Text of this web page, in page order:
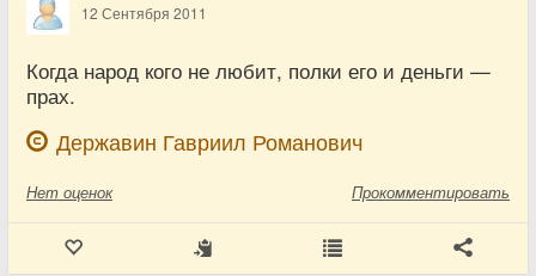
12 Сентября 2011
Когда народ кого не любит, полки его и деньги —
прах.
Державин Гавриил Романович
Нет оценок Прокомментировать